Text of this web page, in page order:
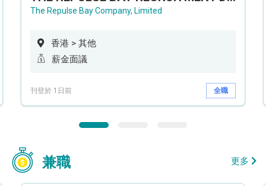
The Repulse Bay Company, Limited
香港 > 其他
薪金面議
刊登於 1日前 全職
兼職 更多